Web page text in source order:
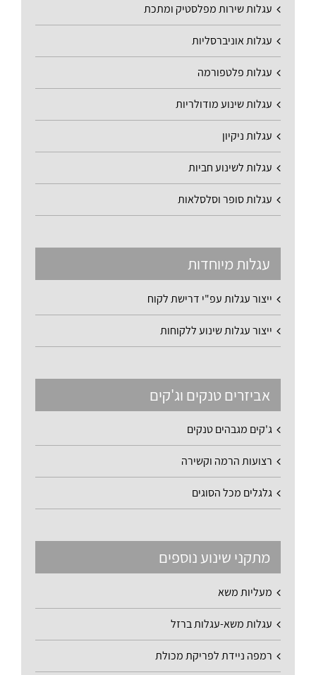
עגלות שירות מפלסטיק ומתכת
עגלות אוניברסליות
עגלות פלטפורמה
עגלות שינוע מודולריות
עגלות ניקיון
עגלות לשינוע חביות
עגלות סופר וסלסלאות
עגלות מיוחדות
ייצור עגלות עפ"י דרישת לקוח
ייצור עגלות שינוע ללקוחות
אביזרים טנקים וג'קים
ג'קים מגבהים טנקים
רצועות הרמה וקשירה
גלגלים מכל הסוגים
מתקני שינוע נוספים
מעליות משא
עגלות משא-עגלות ברזל
רמפה ניידת לפריקת מכולת